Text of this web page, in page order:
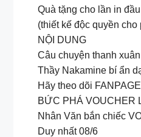
Quà tặng cho lần in
(thiết kế độc quyền
NỘI DUNG
Câu chuyện thanh
Thầy Nakamine bí ẩn
Hãy theo dõi
BỨC PHÁ VOUCHER
Nhân Văn bắn chiếc
Duy nhất 08/6